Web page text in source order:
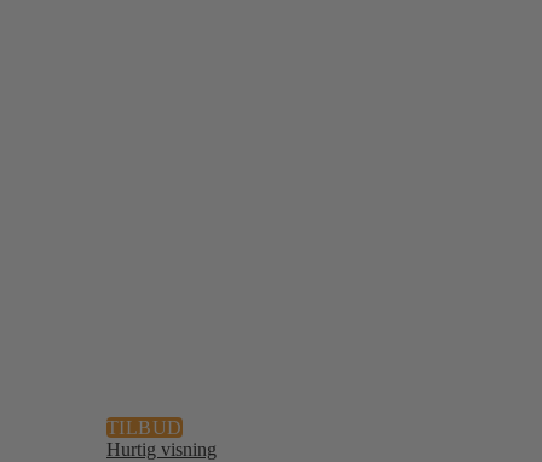
TILBUD
Hurtig visning